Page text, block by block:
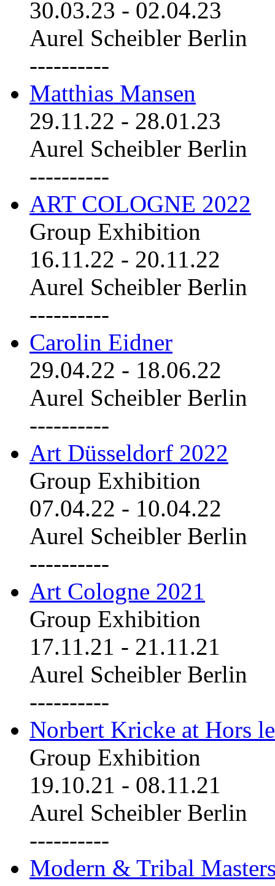
30.03.23 - 02.04.23
Aurel Scheibler Berlin
----------
Matthias Mansen
29.11.22 - 28.01.23
Aurel Scheibler Berlin
----------
ART COLOGNE 2022
Group Exhibition
16.11.22 - 20.11.22
Aurel Scheibler Berlin
----------
Carolin Eidner
29.04.22 - 18.06.22
Aurel Scheibler Berlin
----------
Art Düsseldorf 2022
Group Exhibition
07.04.22 - 10.04.22
Aurel Scheibler Berlin
----------
Art Cologne 2021
Group Exhibition
17.11.21 - 21.11.21
Aurel Scheibler Berlin
----------
Norbert Kricke at Hors
Group Exhibition
19.10.21 - 08.11.21
Aurel Scheibler Berlin
----------
Modern & Tribal